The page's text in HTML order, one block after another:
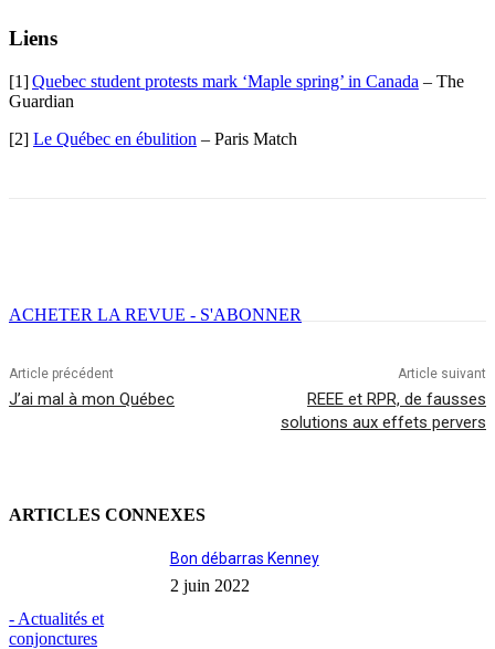
Liens
[1]Quebec student protests mark ‘Maple spring’ in Canada – The
Guardian
[2] Le Québec en ébulition – Paris Match
ACHETER LA REVUE - S'ABONNER
Article précédent
J’ai mal à mon Québec
Article suivant
REEE et RPR, de fausses
solutions aux effets pervers
ARTICLES CONNEXES
- Actualités et
conjonctures
Bon débarras Kenney
2 juin 2022